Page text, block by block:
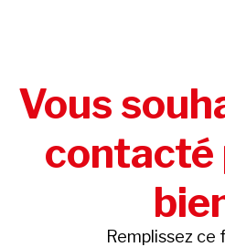
Vous
contacté
Remplissez ce